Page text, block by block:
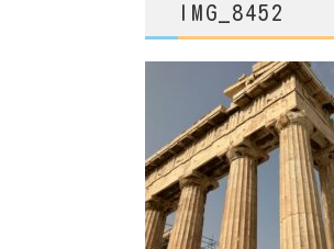
IMG_8452